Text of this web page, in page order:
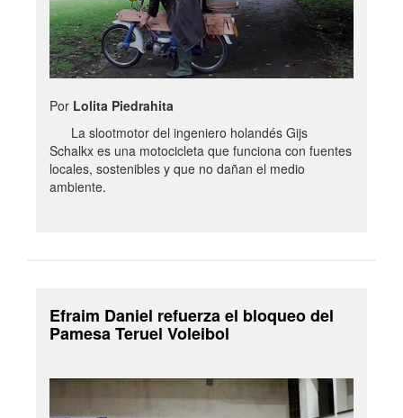
Por Lolita Piedrahita
La slootmotor del ingeniero holandés Gijs
Schalkx es una motocicleta que funciona con fuentes
locales, sostenibles y que no dañan el medio
ambiente.
Efraim Daniel refuerza el bloqueo del
Pamesa Teruel Voleibol